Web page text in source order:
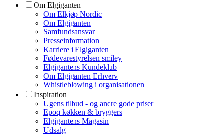
Om Elgiganten
Om Elkjøp Nordic
Om Elgiganten
Samfundsansvar
Presseinformation
Karriere i Elgiganten
Fødevarestyrelsen smiley
Elgigantens Kundeklub
Om Elgiganten Erhverv
Whistleblowing i organisationen
Inspiration
Ugens tilbud - og andre gode priser
Epoq køkken & bryggers
Elgigantens Magasin
Udsalg